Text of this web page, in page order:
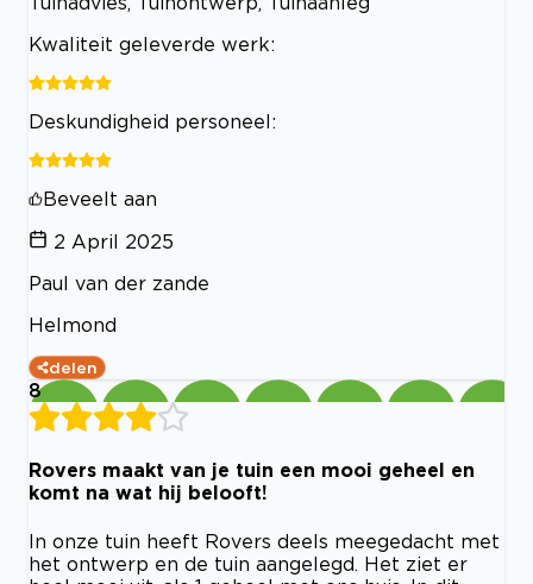
Kwaliteit geleverde werk:
Deskundigheid personeel:
Beveelt aan
2 April 2025
Paul van der zande
Helmond
delen
8
Rovers maakt van je tuin een mooi geheel en
komt na wat hij belooft!
In onze tuin heeft Rovers deels meegedacht met
het ontwerp en de tuin aangelegd. Het ziet er